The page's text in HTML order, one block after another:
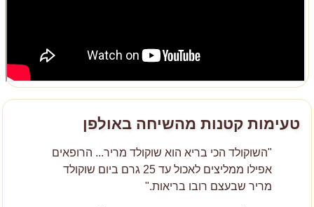
טעימות קטנות מהשיחה באולפן
"השוקולד הכי בריא הוא שוקולד מריר... הרופאים
אפילו ממליצים לאכול עד 25 גרם ביום שוקולד
מריר שבעצם רובו בריאות."